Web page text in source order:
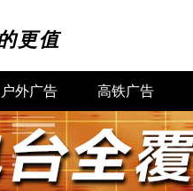
更值
户外广告 高铁广告